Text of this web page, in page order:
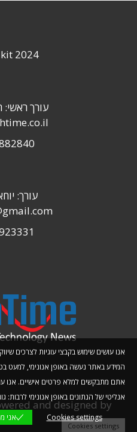
אנו עושים שימוש בקבצי עוגיות לצרכים
המידע באתר נעשה באופן אנונימי, למעט
אתם מתבקשים למלא פרטים אישיים. אנו
אנליטי של הנתונים באופן אנונימי לרבות:
Cookies settings
אני
Cookies settings
2024
עורך ראשי:
עורך:
and designed by